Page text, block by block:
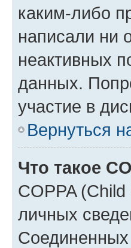
каким-либо
написали ни
неактивных
данных.
участие в
Вернуться
Что такое
COPPA
личных